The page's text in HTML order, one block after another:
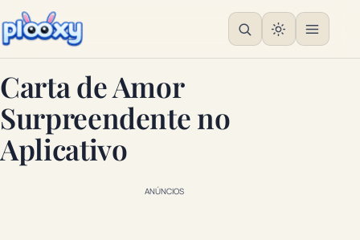
Carta de Amor
Surpreendente no
Aplicativo
ANÚNCIOS